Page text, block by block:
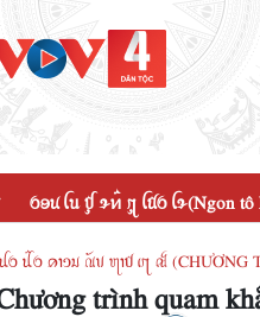
ꪉꪮꪙ ꪶꪕ ꪤꪴ ꪩꪀꪲ ꪋꪴ ꪶꪠꪉ ꪶꪩ(Ngon
ꪊꪲꪉ ꪁꪱꪫꪣ ꪄꪰꪚ ꪨꪱꪥ ꪹꪋ ꫛ
trình quam